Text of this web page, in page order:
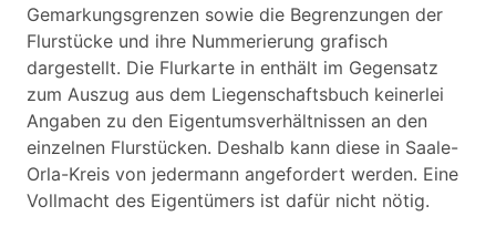
Gemarkungsgrenzen sowie die Begrenzungen der
Flurstücke und ihre Nummerierung grafisch
dargestellt. Die Flurkarte in enthält im Gegensatz
zum Auszug aus dem Liegenschaftsbuch keinerlei
Angaben zu den Eigentumsverhältnissen an den
einzelnen Flurstücken. Deshalb kann diese in Saale-
Orla-Kreis von jedermann angefordert werden. Eine
Vollmacht des Eigentümers ist dafür nicht nötig.